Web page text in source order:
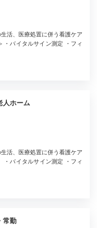
活、医療処置に併う看護ケア
バイタルサイン測定 ・フィ
人ホーム
活、医療処置に併う看護ケア
・バイタルサイン測定 ・フィ
常勤